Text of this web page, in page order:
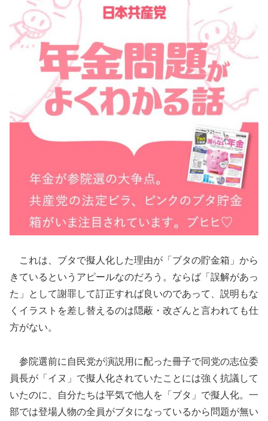
これは、ブタで擬人化した理由が「ブタの貯金箱」から
きているというアピールなのだろう。ならば「誤解があっ
た」として謝罪して訂正すれば良いのであって、説明もな
くイラストを差し替えるのは隠蔽・改ざんと言われても仕
方がない。
参院選前に自民党が演説用に配った冊子で同党の志位委
員長が「イヌ」で擬人化されていたことには強く抗議して
いたのに、自分たちは平気で他人を「ブタ」で擬人化。一
部では登場人物の全員がブタになっているから問題が無い